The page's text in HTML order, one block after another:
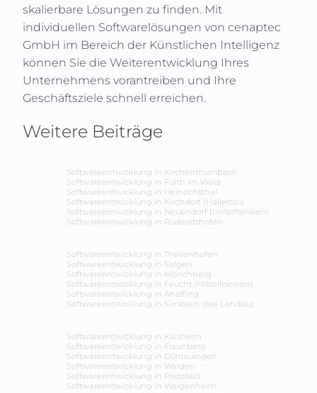
skalierbare Lösungen zu finden. Mit
individuellen Softwarelösungen von cenaptec
GmbH im Bereich der Künstlichen Intelligenz
können Sie die Weiterentwicklung Ihres
Unternehmens vorantreiben und Ihre
Geschäftsziele schnell erreichen.
Weitere Beiträge
Softwareentwicklung in Kirchenthumbach
Softwareentwicklung in Furth im Wald
Softwareentwicklung in Heinrichsthal
Softwareentwicklung in Kirchdorf (Hallertau)
Softwareentwicklung in Neuendorf (Unterfranken)
Softwareentwicklung in Ruderatshofen
Softwareentwicklung in Theilenhofen
Softwareentwicklung in Salgen
Softwareentwicklung in Mönchberg
Softwareentwicklung in Feucht (Mittelfranken)
Softwareentwicklung in Aholfing
Softwareentwicklung in Simbach (bei Landau)
Softwareentwicklung in Kaisheim
Softwareentwicklung in Fraunberg
Softwareentwicklung in Dürrlauingen
Softwareentwicklung in Welden
Softwareentwicklung in Pretzfeld
Softwareentwicklung in Weigenheim